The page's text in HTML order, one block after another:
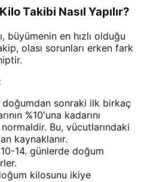
Takibi Nasıl Yapılır?
büyümenin en hızlı olduğu
olası sorunları erken fark
doğumdan sonraki ilk birkaç
%10'una kadarını
Bu, vücutlarındaki
kaynaklanır.
14. günlerde doğum
kilosunu ikiye